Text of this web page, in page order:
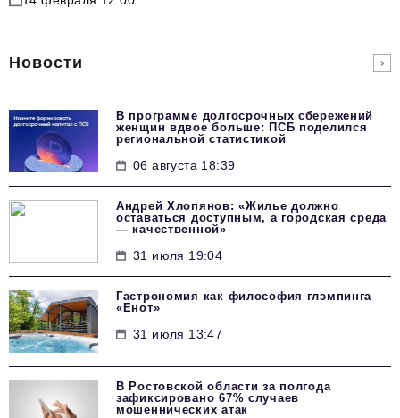
Новости
В программе долгосрочных сбережений
женщин вдвое больше: ПСБ поделился
региональной статистикой
06 августа 18:39
Андрей Хлопянов: «Жилье должно
оставаться доступным, а городская среда
— качественной»
31 июля 19:04
Гастрономия как философия глэмпинга
«Енот»
31 июля 13:47
В Ростовской области за полгода
зафиксировано 67% случаев
мошеннических атак